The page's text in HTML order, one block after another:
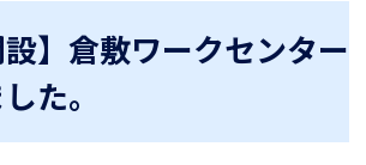
設】倉敷ワークセンター
た。